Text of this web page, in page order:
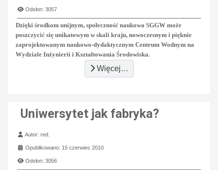
Odsłon: 3057
Dzięki środkom unijnym, społeczność naukowa SGGW może
poszczycić się unikatowym w skali kraju, nowoczesnym i pięknie
zaprojektowanym naukowo-dydaktycznym Centrum Wodnym na
Wydziale Inżynierii i Kształtowania Środowiska.
Więcej…
Uniwersytet jak fabryka?
Szczegóły
Autor:red.
Opublikowano: 15 czerwiec 2010
Odsłon: 3056